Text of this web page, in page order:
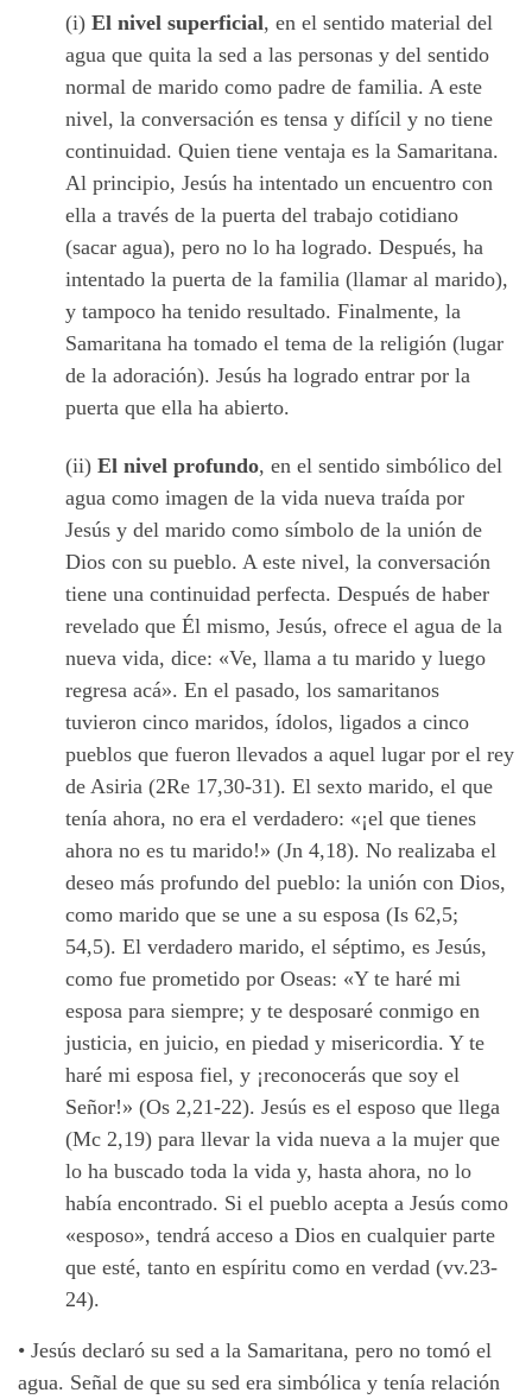
(i) El nivel superficial, en el sentido material del
agua que quita la sed a las personas y del sentido
normal de marido como padre de familia. A este
nivel, la conversación es tensa y difícil y no tiene
continuidad. Quien tiene ventaja es la Samaritana.
Al principio, Jesús ha intentado un encuentro con
ella a través de la puerta del trabajo cotidiano
(sacar agua), pero no lo ha logrado. Después, ha
intentado la puerta de la familia (llamar al marido),
y tampoco ha tenido resultado. Finalmente, la
Samaritana ha tomado el tema de la religión (lugar
de la adoración). Jesús ha logrado entrar por la
puerta que ella ha abierto.
(ii) El nivel profundo, en el sentido simbólico del
agua como imagen de la vida nueva traída por
Jesús y del marido como símbolo de la unión de
Dios con su pueblo. A este nivel, la conversación
tiene una continuidad perfecta. Después de haber
revelado que Él mismo, Jesús, ofrece el agua de la
nueva vida, dice: «Ve, llama a tu marido y luego
regresa acá». En el pasado, los samaritanos
tuvieron cinco maridos, ídolos, ligados a cinco
pueblos que fueron llevados a aquel lugar por el rey
de Asiria (2Re 17,30-31). El sexto marido, el que
tenía ahora, no era el verdadero: «¡el que tienes
ahora no es tu marido!» (Jn 4,18). No realizaba el
deseo más profundo del pueblo: la unión con Dios,
como marido que se une a su esposa (Is 62,5;
54,5). El verdadero marido, el séptimo, es Jesús,
como fue prometido por Oseas: «Y te haré mi
esposa para siempre; y te desposaré conmigo en
justicia, en juicio, en piedad y misericordia. Y te
haré mi esposa fiel, y ¡reconocerás que soy el
Señor!» (Os 2,21-22). Jesús es el esposo que llega
(Mc 2,19) para llevar la vida nueva a la mujer que
lo ha buscado toda la vida y, hasta ahora, no lo
había encontrado. Si el pueblo acepta a Jesús como
«esposo», tendrá acceso a Dios en cualquier parte
que esté, tanto en espíritu como en verdad (vv.23-
24).
• Jesús declaró su sed a la Samaritana, pero no tomó el
agua. Señal de que su sed era simbólica y tenía relación